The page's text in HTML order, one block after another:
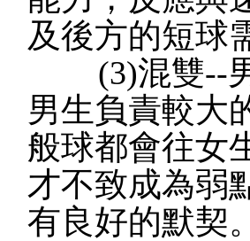
及後方的短球
(3)混雙--男
男生負責較大
般球都會往女
才不致成為弱
有良好的默